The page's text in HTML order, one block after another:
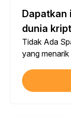
dunia
Tidak Ada
yang